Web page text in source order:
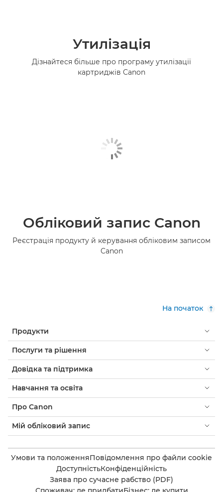
Утилізація
Дізнайтеся більше про програму утилізації
картриджів Canon
Обліковий запис Canon
Реєстрація продукту й керування обліковим записом
Canon
На початок
Продукти
Послуги та рішення
Довідка та підтримка
Навчання та освіта
Про Canon
Мій обліковий запис
Умови та положенняПовідомлення про файли cookie
ДоступністьКонфіденційність
Заява про сучасне рабство (PDF)